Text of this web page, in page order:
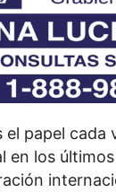
el papel cada
en los